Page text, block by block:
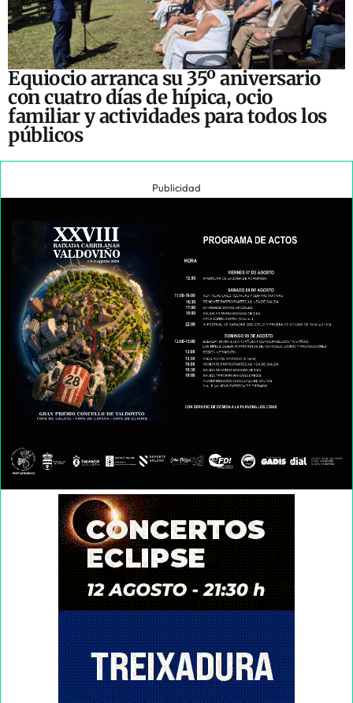
Equiocio arranca su 35º aniversario
con cuatro días de hípica, ocio
familiar y actividades para todos los
públicos
Publicidad